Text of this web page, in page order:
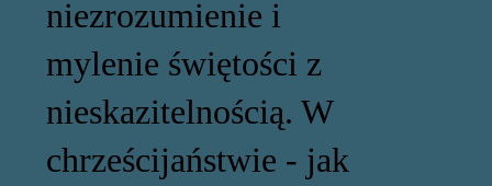
niezrozumienie i
mylenie świętości z
nieskazitelnością. W
chrześcijaństwie - jak